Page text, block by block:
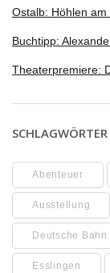
Ostalb: Höhlen am
Buchtipp:
Theaterpremiere:
SCHLAGWÖRTER
Abenteuer
Ausstellung
Deutsche Bahn
Esslingen